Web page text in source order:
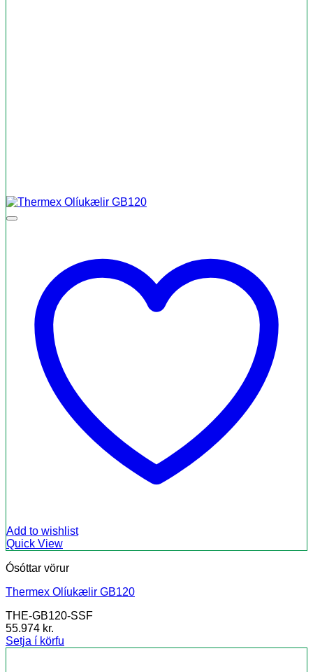
Add to wishlist
Quick View
Ósóttar vörur
Thermex Olíukælir GB120
THE-GB120-SSF
55.974 kr.
Setja í körfu